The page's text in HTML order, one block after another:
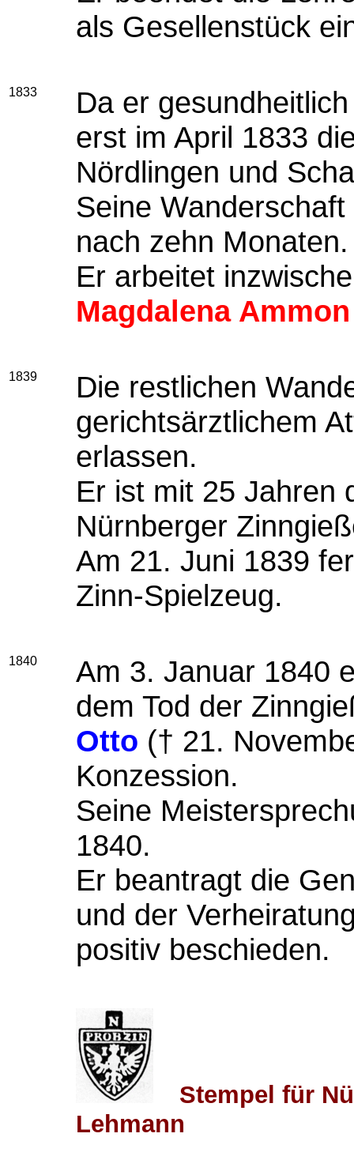
als Gesellenstück
1833
Da er
erst im April 1833
Nördlingen und
Seine
nach zehn Monaten.
Er arbeitet
Magdalena Ammon
1839
Die restlichen
gerichtsärztlichem
erlassen.
Er ist mit 25 Jahren
Nürnberger
Am 21. Juni 1839
Zinn-Spielzeug.
1840
Am 3. Januar 1840
dem Tod der
Otto († 21.
Konzession.
Seine
1840.
Er beantragt die
und der
positiv beschieden.
Stempel für
Lehmann